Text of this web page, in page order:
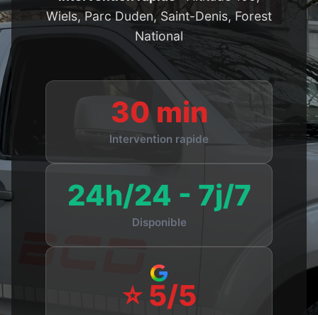
Wiels, Parc Duden, Saint-Denis, Forest
National
30 min
Intervention rapide
24h/24 - 7j/7
Disponible
⭐ 5/5